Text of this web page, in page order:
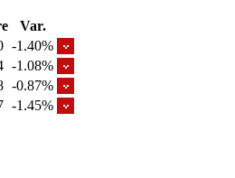
Var.
-1.40%
-1.08%
-0.87%
-1.45%